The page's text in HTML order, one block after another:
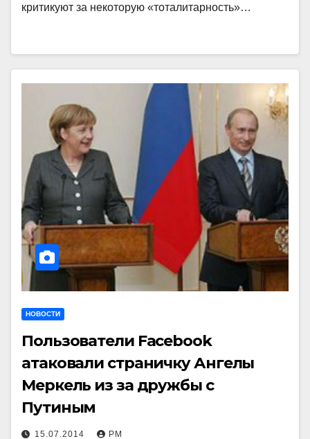
критикуют за некоторую «тоталитарность»…
НОВОСТИ
Пользователи Facebook
атаковали страничку Ангелы
Меркель из за дружбы с
Путиным
15.07.2014 РМ